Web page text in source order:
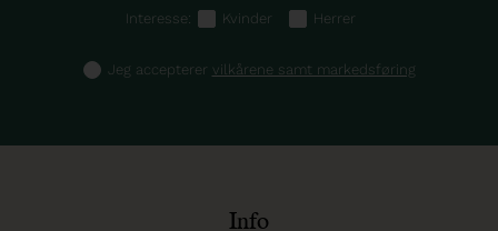
Interesse: Kvinder Herrer
Jeg accepterer vilkårene samt markedsføring
Info